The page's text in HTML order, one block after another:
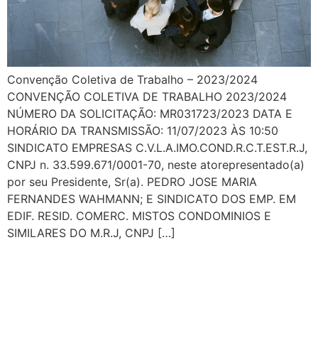
Convenção Coletiva de Trabalho – 2023/2024
CONVENÇÃO COLETIVA DE TRABALHO 2023/2024
NÚMERO DA SOLICITAÇÃO: MR031723/2023 DATA E
HORÁRIO DA TRANSMISSÃO: 11/07/2023 ÀS 10:50
SINDICATO EMPRESAS C.V.L.A.IMO.COND.R.C.T.EST.R.J,
CNPJ n. 33.599.671/0001-70, neste atorepresentado(a)
por seu Presidente, Sr(a). PEDRO JOSE MARIA
FERNANDES WAHMANN; E SINDICATO DOS EMP. EM
EDIF. RESID. COMERC. MISTOS CONDOMINIOS E
SIMILARES DO M.R.J, CNPJ […]